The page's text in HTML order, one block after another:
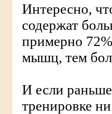
Интересно,
содержат
примерно
мышц, тем
И если
тренировке